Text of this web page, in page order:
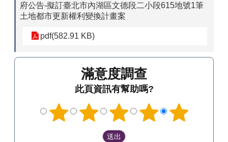
府公告-擬訂臺北市內湖區文德段二小段615地號1筆
土地都市更新權利變換計畫案
pdf(582.91 KB)
滿意度調查
此頁資訊有幫助嗎?